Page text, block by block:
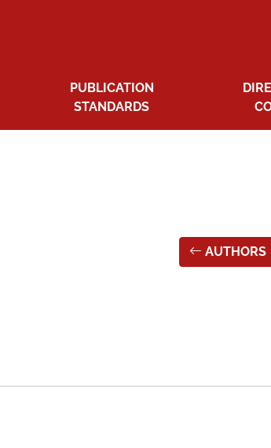
PUBLICATION
STANDARDS
AUTHORS